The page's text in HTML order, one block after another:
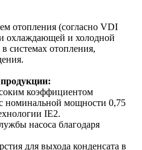
отопления (согласно VDI
охлаждающей и холодной
системах отопления,
коэффициентом
номинальной мощности 0,75
IE2.
насоса благодаря
для выхода конденсата в